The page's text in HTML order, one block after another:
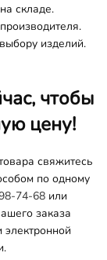
складе.
изделий.
чтобы
цену!
свяжитесь
по одному
74-68 или
заказа